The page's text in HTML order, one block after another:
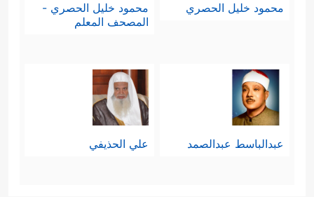
محمود خليل الحصري
محمود خليل الحصري -
المصحف المعلم
عبدالباسط عبدالصمد علي الحذيفي